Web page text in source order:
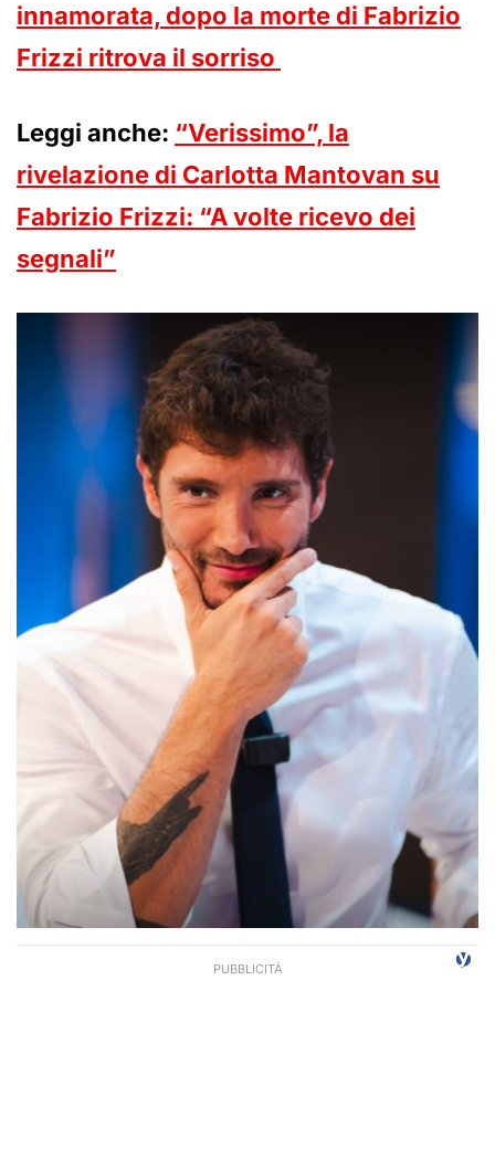
innamorata, dopo la morte di Fabrizio
Frizzi ritrova il sorriso
Leggi anche: “Verissimo”, la
rivelazione di Carlotta Mantovan su
Fabrizio Frizzi: “A volte ricevo dei
segnali”